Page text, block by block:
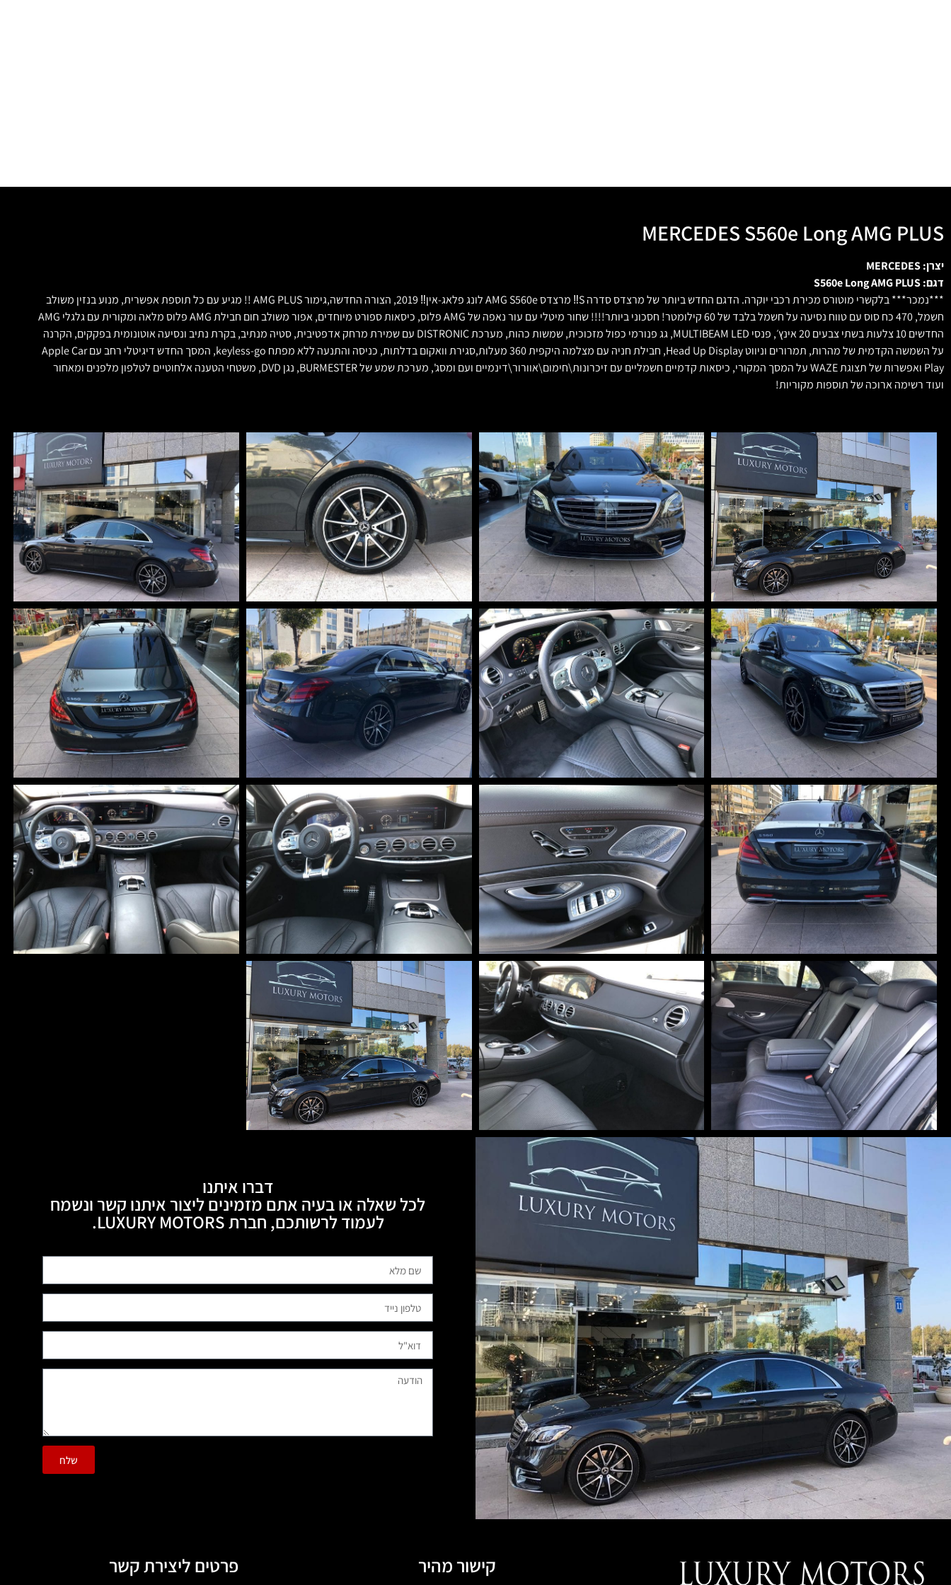
MERCEDES S560e Long AMG PLUS
יצרן: MERCEDES
דגם: S560e Long AMG PLUS
***נמכר*** בלקשרי מוטורס מכירת רכבי יוקרה. הדגם החדש ביותר של מרצדס סדרה S‼ מרצדס AMG S560e לונג פלאג-אין‼ 2019, הצורה החדשה,גימור AMG PLUS !! מגיע עם כל תוספת אפשרית, מנוע בנזין משולב
חשמל, 470 כח סוס עם טווח נסיעה על חשמל בלבד של 60 קילומטר! חסכוני ביותר!!!! שחור מיטלי עם עור נאפה של AMG פלוס, כיסאות ספורט מיוחדים, אפור משולב חום חבילת AMG פלוס מלאה ומקורית עם גלגלי AMG
החדשים 10 צלעות בשתי צבעים 20 אינץ׳, פנסי MULTIBEAM LED, גג פנורמי כפול מזכוכית, שמשות כהות, מערכת DISTRONIC עם שמירת מרחק אדפטיבית, סטיה מנתיב, בקרת נתיב ונסיעה אוטונומית בפקקים, הקרנה
על השמשה הקדמית של מהרות, תמרורים וניווט Head Up Display, חבילת חניה עם מצלמה היקפית 360 מעלות,סגירת וואקום בדלתות, כניסה והתנעה ללא מפתח keyless-go, המסך החדש דיגיטלי רחב עם Apple Car
Play ואפשרות של תצוגת WAZE על המסך המקורי, כיסאות קדמיים חשמליים עם זיכרונות\חימום\אוורור\דינמיים ועם ומסג', מערכת שמע של BURMESTER, נגן DVD, משטחי הטענה אלחוטיים לטלפון מלפנים ומאחור
ועוד רשימה ארוכה של תוספות מקוריות!
דברו איתנו
לכל שאלה או בעיה אתם מזמינים ליצור איתנו קשר ונשמח
לעמוד לרשותכם, חברת LUXURY MOTORS.
שלח
קישור מהיר פרטים ליצירת קשר